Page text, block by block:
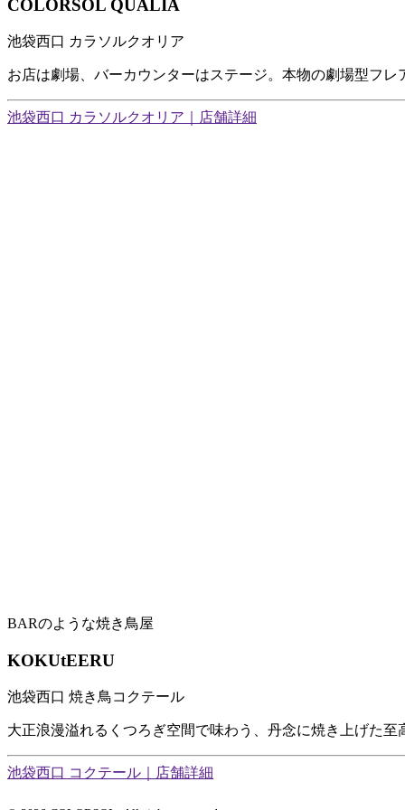
COLORSOL QUALIA
池袋西口 カラソルクオリア
お店は劇場、バーカウンターはステージ。本物の劇場型フレ
池袋西口 カラソルクオリア｜店舗詳細
BARのような焼き鳥屋
KOKUtEERU
池袋西口 焼き鳥コクテール
大正浪漫溢れるくつろぎ空間で味わう、丹念に焼き上げた至
池袋西口 コクテール｜店舗詳細